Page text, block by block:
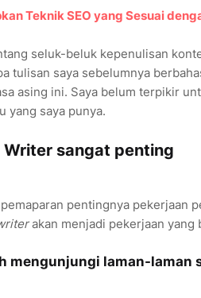
Teknik SEO yang Sesuai
seluk-beluk kepenulisan
tulisan saya sebelumnya
asing ini. Saya belum terpikir
yang saya punya.
sangat penting
pentingnya pekerjaan
akan menjadi pekerjaan yang
mengunjungi laman-laman